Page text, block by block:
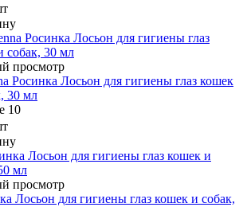
просмотр
Росинка Лосьон для гигиены глаз кошек
30 мл
10
просмотр
Лосьон для гигиены глаз кошек и собак,